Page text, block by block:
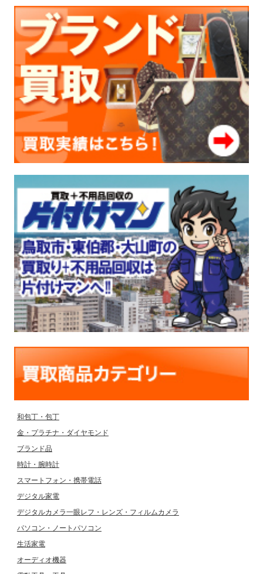
和包丁・包丁
金・プラチナ・ダイヤモンド
ブランド品
時計・腕時計
スマートフォン・携帯電話
デジタル家電
デジタルカメラ一眼レフ・レンズ・フィルムカメラ
パソコン・ノートパソコン
生活家電
オーディオ機器